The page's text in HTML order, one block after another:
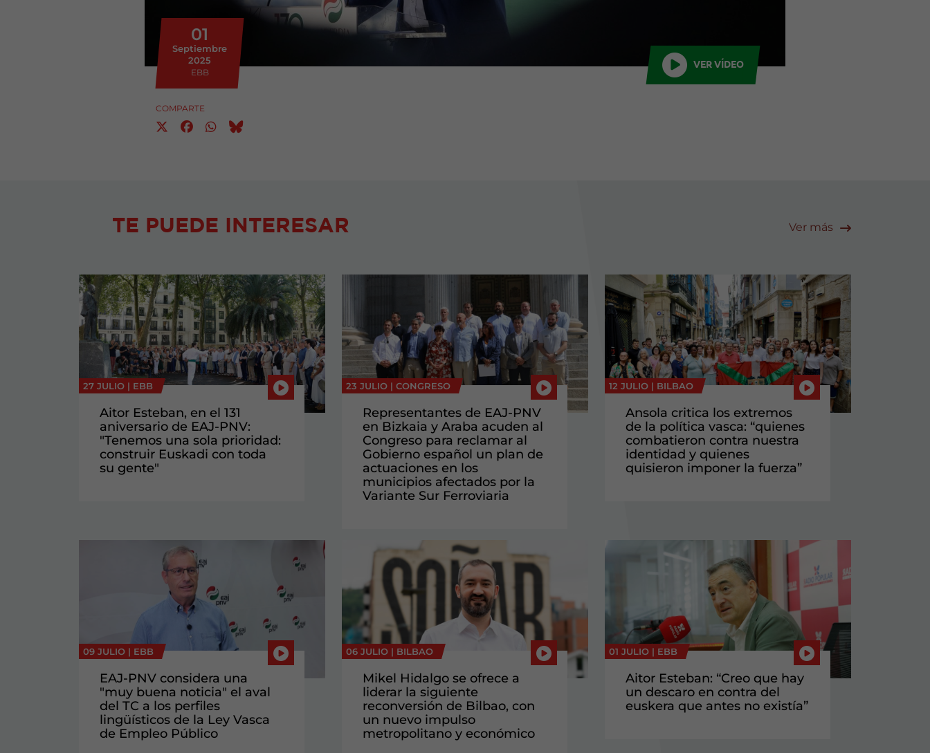
01
Septiembre
2025
EBB
VER VÍDEO
COMPARTE
TE PUEDE INTERESAR Ver más
27 JULIO | EBB
Aitor Esteban, en el 131
aniversario de EAJ-PNV:
"Tenemos una sola prioridad:
construir Euskadi con toda
su gente"
23 JULIO | CONGRESO
Representantes de EAJ-PNV
en Bizkaia y Araba acuden al
Congreso para reclamar al
Gobierno español un plan de
actuaciones en los
municipios afectados por la
Variante Sur Ferroviaria
12 JULIO | BILBAO
Ansola critica los extremos
de la política vasca: “quienes
combatieron contra nuestra
identidad y quienes
quisieron imponer la fuerza”
09 JULIO | EBB
EAJ-PNV considera una
"muy buena noticia" el aval
del TC a los perfiles
lingüísticos de la Ley Vasca
de Empleo Público
06 JULIO | BILBAO
Mikel Hidalgo se ofrece a
liderar la siguiente
reconversión de Bilbao, con
un nuevo impulso
metropolitano y económico
01 JULIO | EBB
Aitor Esteban: “Creo que hay
un descaro en contra del
euskera que antes no existía”